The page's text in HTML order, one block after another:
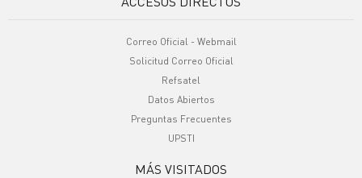
Correo Oficial - Webmail
Solicitud Correo Oficial
Refsatel
Datos Abiertos
Preguntas Frecuentes
UPSTI
MÁS VISITADOS